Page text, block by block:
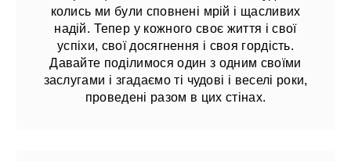
колись ми були сповнені мрій і щасливих
надій. Тепер у кожного своє життя і свої
успіхи, свої досягнення і своя гордість.
Давайте поділимося один з одним своїми
заслугами і згадаємо ті чудові і веселі роки,
проведені разом в цих стінах.